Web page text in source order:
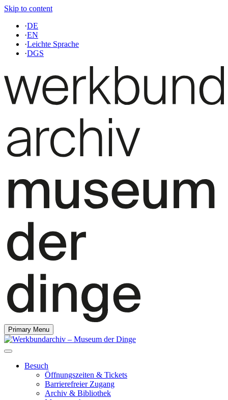
Skip to content
·DE
·EN
·Leichte Sprache
·DGS
Primary Menu
Besuch
Öffnungszeiten & Tickets
Barrierefreier Zugang
Archiv & Bibliothek